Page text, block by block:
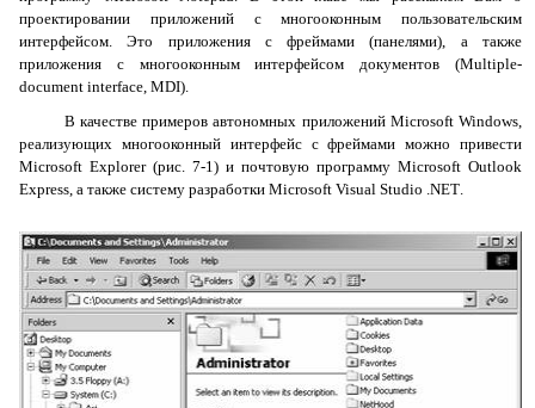
проектировании приложений с многооконным пользовательским
интерфейсом. Это приложения сфреймами (панелями), а также
приложения с многооконным интерфейсом документов (Multiple-
document interface, MDI).
В качестве примеров автономных приложений Microsoft Windows,
реализующих многооконный интерфейс с фреймами можно привести
Microsoft Explorer(рис. 7-1) и почтовую программу Microsoft Outlook
Express, а также систему разработки Microsoft Visual Studio .NET.